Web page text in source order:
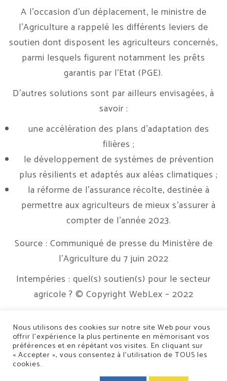
A l’occasion d’un déplacement, le ministre de
l’Agriculture a rappelé les différents leviers de
soutien dont disposent les agriculteurs concernés,
parmi lesquels figurent notamment les prêts
garantis par l’Etat (PGE).
D’autres solutions sont par ailleurs envisagées, à
savoir :
une accélération des plans d’adaptation des
filières ;
le développement de systèmes de prévention
plus résilients et adaptés aux aléas climatiques ;
la réforme de l’assurance récolte, destinée à
permettre aux agriculteurs de mieux s’assurer à
compter de l’année 2023.
Source : Communiqué de presse du Ministère de
l’Agriculture du 7 juin 2022
Intempéries : quel(s) soutien(s) pour le secteur
agricole ? © Copyright WebLex – 2022
Nous utilisons des cookies sur notre site Web pour vous
offrir l’expérience la plus pertinente en mémorisant vos
préférences et en répétant vos visites. En cliquant sur
« Accepter », vous consentez à l’utilisation de TOUS les
cookies.